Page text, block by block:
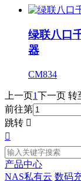
绿联八口
器
CM834
上一页1下一页 转
前往第
跳转 

产品中心
NAS私有云 数码